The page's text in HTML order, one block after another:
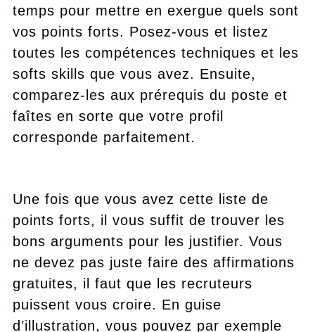
temps pour mettre en exergue quels sont
vos points forts. Posez-vous et listez
toutes les compétences techniques et les
softs skills que vous avez. Ensuite,
comparez-les aux prérequis du poste et
faîtes en sorte que votre profil
corresponde parfaitement.
Une fois que vous avez cette liste de
points forts, il vous suffit de trouver les
bons arguments pour les justifier. Vous
ne devez pas juste faire des affirmations
gratuites, il faut que les recruteurs
puissent vous croire. En guise
d’illustration, vous pouvez par exemple